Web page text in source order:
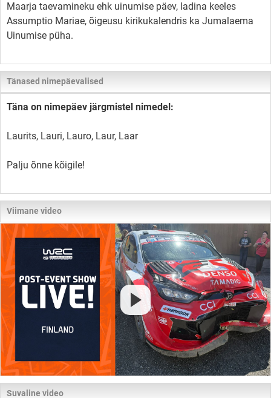
Maarja taevamineku ehk uinumise päev, ladina keeles
Assumptio Mariae, õigeusu kirikukalendris ka Jumalaema
Uinumise püha.
Tänased nimepäevalised
Täna on nimepäev järgmistel nimedel:
Laurits, Lauri, Lauro, Laur, Laar
Palju õnne kõigile!
Viimane video
Suvaline video